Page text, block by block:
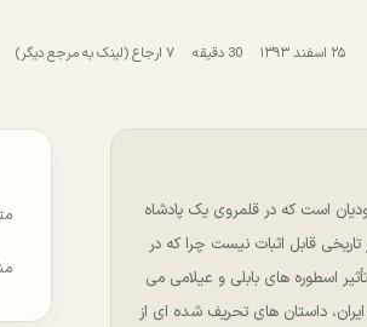
۲۵ اسفند ۱۳۹۳ 30 دقیقه ۷ ارجاع (لینک به مرجع دیگر)
است که در قلمروی یک پادشاه
قابل اثبات نیست چرا که در
اسطوره های بابلی و عیلامی می
ایران، داستان های تحریف شده ای از